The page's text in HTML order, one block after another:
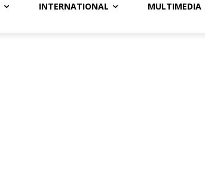
INTERNATIONAL MULTIMEDIA